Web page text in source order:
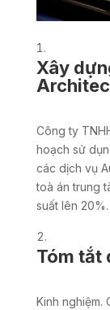
Xây
Công ty
hoạch sử
các dịch vụ
toà án trung
suất lên 20%.
Tóm tắt
Kinh nghiệm.